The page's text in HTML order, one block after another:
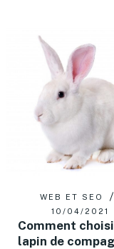
WEB ET SEO
10/04/2021
Comment
lapin de